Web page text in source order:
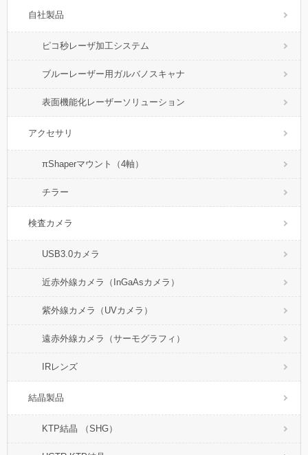
自社製品
ピコ秒レーザ加工システム
ブルーレーザー用ガルバノスキャナ
表面機能化レーザーソリューション
アクセサリ
πShaperマウント（4軸）
チラー
検査カメラ
USB3.0カメラ
近赤外線カメラ（InGaAsカメラ）
紫外線カメラ（UVカメラ）
遠赤外線カメラ（サーモグラフィ）
IRレンズ
結晶製品
KTP結晶 （SHG）